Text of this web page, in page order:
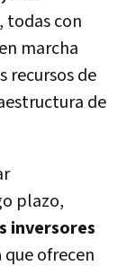
, todas con
marcha
recursos de
de
plazo,
inversores
que ofrecen